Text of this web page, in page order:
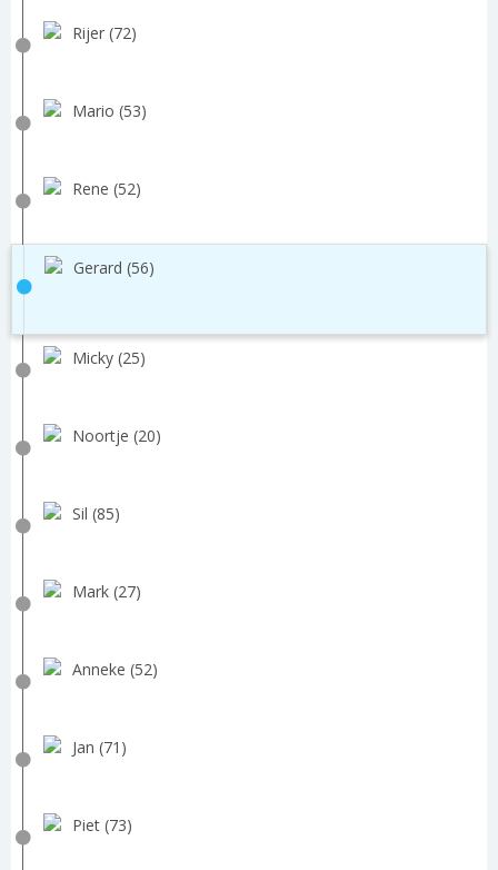
Rijer (72)
Mario (53)
Rene (52)
Gerard (56)
Micky (25)
Noortje (20)
Sil (85)
Mark (27)
Anneke (52)
Jan (71)
Piet (73)